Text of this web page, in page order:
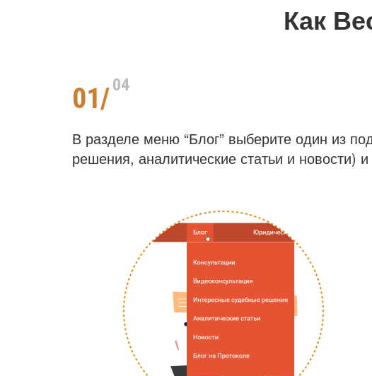
Как
01/04
В разделе меню “Блог” выберите один из
решения, аналитические статьи и новости)